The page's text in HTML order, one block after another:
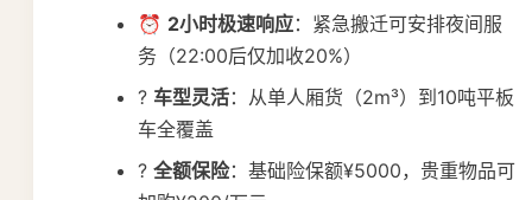
⏰ 2小时极速响应：紧急搬迁可安排夜间服
务（22:00后仅加收20%）
? 车型灵活：从单人厢货（2m³）到10吨平板
车全覆盖
?️ 全额保险：基础险保额¥5000，贵重物品可